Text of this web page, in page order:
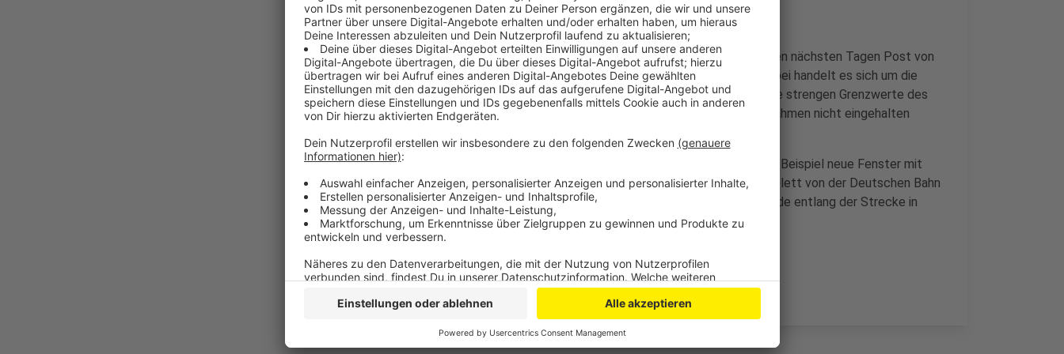
Fast 70 Haushalte in Leverkusen und Langenfeld bekommen in den nächsten Tagen Post von
der Deutschen Bahn. Für sie soll es demnächst leiser werden. Dabei handelt es sich um die
Haushalte, die direkt an der Ausbaustrecke liegenund in denen die strengen Grenzwerte des
Bundesimmissionsschutzgesetzes mit Hilfe aktiver Schutzmaßnahmen nicht eingehalten
Gutachter ermitteln stattdessen individuelle Lösungen - wie zum Beispiel neue Fenster mit
einer höheren Schallschutzklasse. Die Kosten werden dabei komplett von der Deutschen Bahn
getragen. Das gilt auch für die geplanten neuen Schallschutzwände entlang der Strecke in
Leverkusen.